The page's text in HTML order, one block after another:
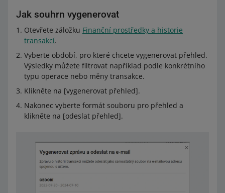
Jak souhrn vygenerovat
Otevřete záložku Finanční prostředky a historie
transakcí.
Vyberte období, pro které chcete vygenerovat přehled.
Výsledky můžete filtrovat například podle konkrétního
typu operace nebo měny transakce.
Klikněte na [vygenerovat přehled].
Nakonec vyberte formát souboru pro přehled a
klikněte na [odeslat přehled].